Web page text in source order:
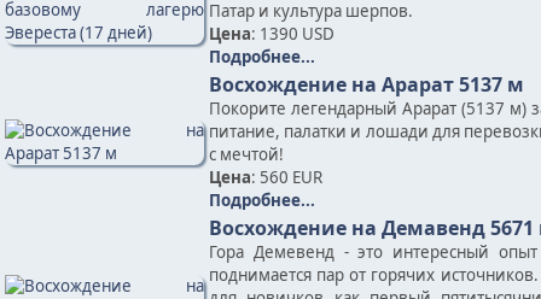
Патар и культура шерпов.
Цена: 1390 USD
Подробнее...
Восхождение на Арарат 5137 м
Покорите легендарный Арарат (5137
питание, палатки и лошади для
с мечтой!
Цена: 560 EUR
Подробнее...
Восхождение на Демавенд
Гора Демевенд - это интересный
поднимается пар от горячих